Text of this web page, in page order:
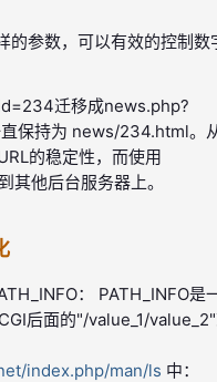
的参数，可以有效的控制数
迁移成news.php?
保持为 news/234.html。
的稳定性，而使用
他后台服务器上。
： PATH_INFO是
后面的"/value_1/
index.php/man/ls 中：